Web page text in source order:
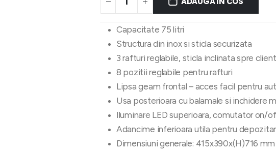
Capacitate 75 litri
Structura din inox si sticla securizata
3 rafturi reglabile, sticla inclinata spre client
8 pozitii reglabile pentru rafturi
Lipsa geam frontal – acces facil pentru
Usa posterioara cu balamale si inchidere
Iluminare LED superioara, comutator on/
Adancime inferioara utila pentru
Dimensiuni generale: 415x390x(H)716 mm